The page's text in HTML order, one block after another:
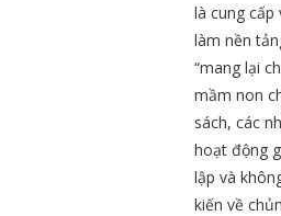
là cung
làm nền
“mang lại
mầm non
sách, các
hoạt động
lập và
kiến về